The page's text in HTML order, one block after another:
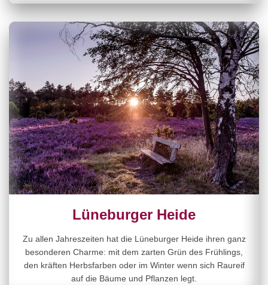
Lüneburger Heide
Zu allen Jahreszeiten hat die Lüneburger Heide ihren ganz
besonderen Charme: mit dem zarten Grün des Frühlings,
den kräften Herbsfarben oder im Winter wenn sich Raureif
auf die Bäume und Pflanzen legt.